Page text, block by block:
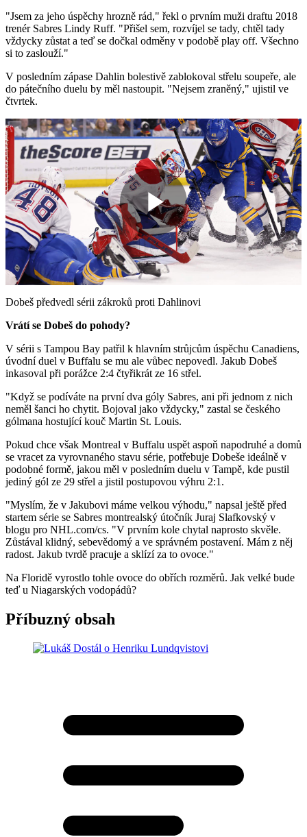
"Jsem za jeho úspěchy hrozně rád," řekl o prvním muži draftu 2018
trenér Sabres Lindy Ruff. "Přišel sem, rozvíjel se tady, chtěl tady
vždycky zůstat a teď se dočkal odměny v podobě play off. Všechno
si to zaslouží."
V posledním zápase Dahlin bolestivě zablokoval střelu soupeře, ale
do pátečního duelu by měl nastoupit. "Nejsem zraněný," ujistil ve
čtvrtek.
Play
Video
Dobeš předvedl sérii zákroků proti Dahlinovi
Vrátí se Dobeš do pohody?
V sérii s Tampou Bay patřil k hlavním strůjcům úspěchu Canadiens,
úvodní duel v Buffalu se mu ale vůbec nepovedl. Jakub Dobeš
inkasoval při porážce 2:4 čtyřikrát ze 16 střel.
"Když se podíváte na první dva góly Sabres, ani při jednom z nich
neměl šanci ho chytit. Bojoval jako vždycky," zastal se českého
gólmana hostující kouč Martin St. Louis.
Pokud chce však Montreal v Buffalu uspět aspoň napodruhé a domů
se vracet za vyrovnaného stavu série, potřebuje Dobeše ideálně v
podobné formě, jakou měl v posledním duelu v Tampě, kde pustil
jediný gól ze 29 střel a jistil postupovou výhru 2:1.
"Myslím, že v Jakubovi máme velkou výhodu," napsal ještě před
startem série se Sabres montrealský útočník Juraj Slafkovský v
blogu pro NHL.com/cs. "V prvním kole chytal naprosto skvěle.
Zůstával klidný, sebevědomý a ve správném postavení. Mám z něj
radost. Jakub tvrdě pracuje a sklízí za to ovoce."
Na Floridě vyrostlo tohle ovoce do obřích rozměrů. Jak velké bude
teď u Niagarských vodopádů?
Příbuzný obsah